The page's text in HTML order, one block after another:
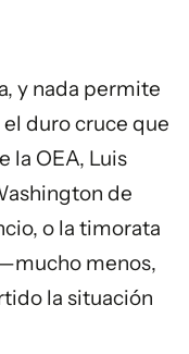
y nada permite
duro cruce que
la OEA, Luis
de
o la timorata
menos,
la situación